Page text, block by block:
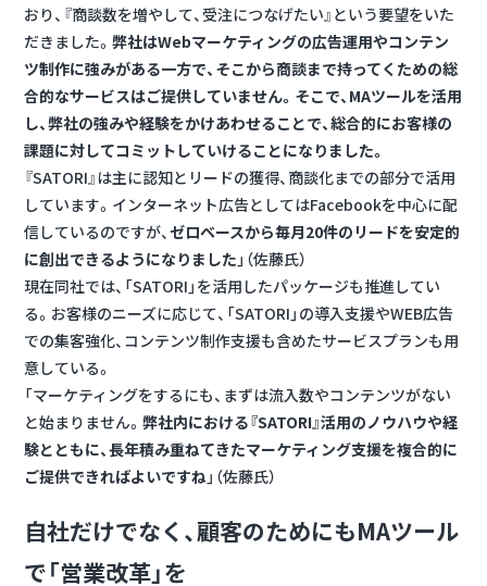
おり、『商談数を増やして、受注につなげたい』という要望をいた
だきました。 弊社はWebマーケティングの広告運用やコンテン
ツ制作に強みがある一方で、そこから商談まで持ってくための総
合的なサービスはご提供していません。そこで、MAツールを活用
し、弊社の強みや経験をかけあわせることで、総合的にお客様の
課題に対してコミットしていけることになりました。
『SATORI』は主に認知とリードの獲得、商談化までの部分で活用
しています。インターネット広告としてはFacebookを中心に配
信しているのですが、ゼロベースから毎月20件のリードを安定的
に創出できるようになりました 」（佐藤氏）
現在同社では、「SATORI」を活用したパッケージも推進してい
る。お客様のニーズに応じて、「SATORI」の導入支援やWEB広告
での集客強化、コンテンツ制作支援も含めたサービスプランも用
意している。
「マーケティングをするにも、まずは流入数やコンテンツがない
と始まりません。 弊社内における『SATORI』活用のノウハウや経
験とともに、長年積み重ねてきたマーケティング支援を複合的に
ご提供できればよいですね 」（佐藤氏）
自社だけでなく、顧客のためにもMAツール
で「営業改革」を